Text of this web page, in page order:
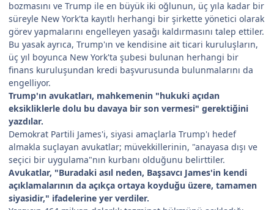
bozmasını ve Trump ile en büyük iki oğlunun, üç yıla kadar bir
süreyle New York'ta kayıtlı herhangi bir şirkette yönetici olarak
görev yapmalarını engelleyen yasağı kaldırmasını talep ettiler.
Bu yasak ayrıca, Trump'ın ve kendisine ait ticari kuruluşların,
üç yıl boyunca New York'ta şubesi bulunan herhangi bir
finans kuruluşundan kredi başvurusunda bulunmalarını da
engelliyor.
Trump'ın avukatları, mahkemenin "hukuki açıdan
eksikliklerle dolu bu davaya bir son vermesi" gerektiğini
yazdılar.
Demokrat Partili James'i, siyasi amaçlarla Trump'ı hedef
almakla suçlayan avukatlar; müvekkillerinin, "anayasa dışı ve
seçici bir uygulama"nın kurbanı olduğunu belirttiler.
Avukatlar, "Buradaki asıl neden, Başsavcı James'in kendi
açıklamalarının da açıkça ortaya koyduğu üzere, tamamen
siyasidir," ifadelerine yer verdiler.